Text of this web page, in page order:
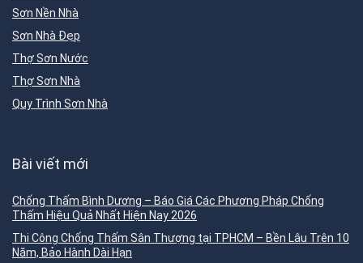
Sơn Nền Nhà
Sơn Nhà Đẹp
Thợ Sơn Nước
Thợ Sơn Nhà
Quy Trình Sơn Nhà
Bài viết mới
Chống Thấm Bình Dương – Báo Giá Các Phương Pháp Chống
Thấm Hiệu Quả Nhất Hiện Nay 2026
Thi Công Chống Thấm Sân Thượng tại TPHCM – Bền Lâu Trên 10
Năm, Bảo Hành Dài Hạn